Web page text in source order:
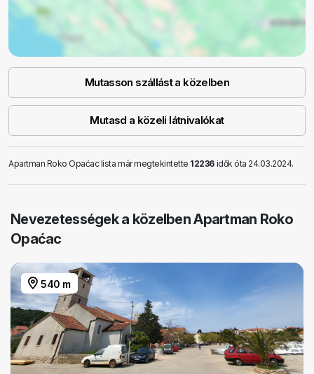
Mutasson szállást a közelben
Mutasd a közeli látnivalókat
Apartman Roko Opaćac lista már megtekintette 12236 idők óta 24.03.2024.
Nevezetességek a közelben Apartman Roko
Opaćac
540 m